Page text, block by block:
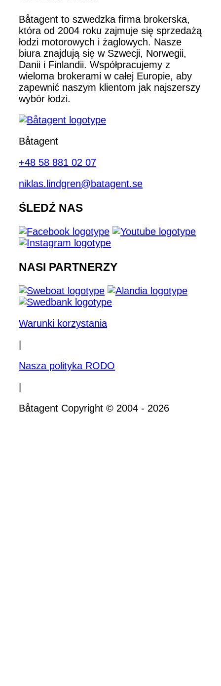
Båtagent to szwedzka firma brokerska,
która od 2004 roku zajmuje się sprzedażą
łodzi motorowych i żaglowych. Nasze
biura znajdują się w Szwecji, Norwegii,
Danii i Finlandii. Współpracujemy z
wieloma brokerami w całej Europie, aby
zapewnić naszym klientom jak najszerszy
wybór łodzi.
Båtagent
+48 58 881 02 07
niklas.lindgren@batagent.se
ŚLEDŹ NAS
NASI PARTNERZY
Warunki korzystania
Nasza polityka RODO
Båtagent Copyright © 2004 - 2026